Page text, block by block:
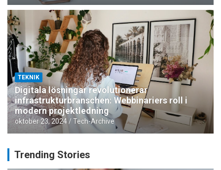
TEKNIK
Digitala lösningar revolutionerar
infrastrukturbranschen: Webbinariers roll i
modern projektledning
oktober 23, 2024 Tech-Archive
Trending Stories